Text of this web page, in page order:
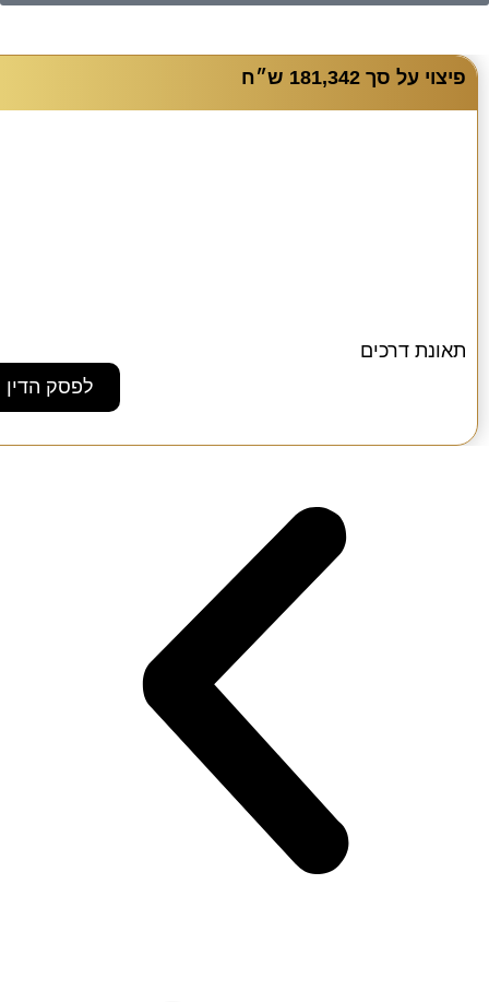
פיצוי על סך 181,342 ש״ח
תאונת דרכים
לפסק הדין